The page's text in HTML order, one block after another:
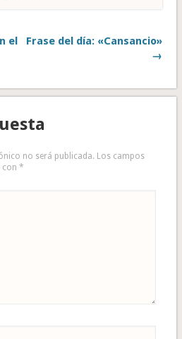
el
Frase del día: «Cansancio»
→
no será publicada. Los campos
con *